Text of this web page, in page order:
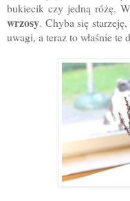
bukiecik czy jedną różę.
wrzosy. Chyba się
uwagi, a teraz to właśnie